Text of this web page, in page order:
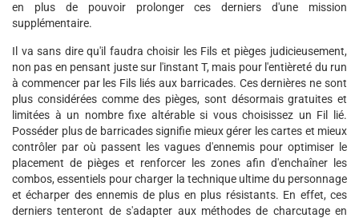
en plus de pouvoir prolonger ces derniers d'une mission
supplémentaire.
Il va sans dire qu'il faudra choisir les Fils et pièges judicieusement,
non pas en pensant juste sur l'instant T, mais pour l'entièreté du run
à commencer par les Fils liés aux barricades. Ces dernières ne sont
plus considérées comme des pièges, sont désormais gratuites et
limitées à un nombre fixe altérable si vous choisissez un Fil lié.
Posséder plus de barricades signifie mieux gérer les cartes et mieux
contrôler par où passent les vagues d'ennemis pour optimiser le
placement de pièges et renforcer les zones afin d'enchaîner les
combos, essentiels pour charger la technique ultime du personnage
et écharper des ennemis de plus en plus résistants. En effet, ces
derniers tenteront de s'adapter aux méthodes de charcutage en